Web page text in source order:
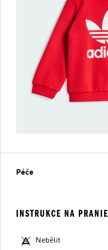
Péče
INSTRUKCE NA PRANIE
Nebělit